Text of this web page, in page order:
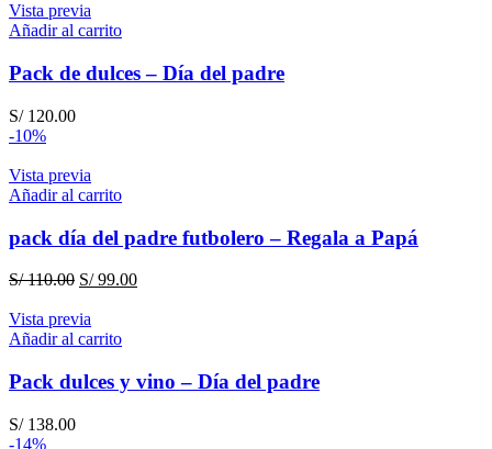
Vista previa
Añadir al carrito
Pack de dulces – Día del padre
S/120.00
-10%
Vista previa
Añadir al carrito
pack día del padre futbolero – Regala a Papá
S/110.00 El
original
era:
S/99.00El
Vista previa
Añadir al carrito
Pack dulces y vino – Día del padre
S/138.00
-14%